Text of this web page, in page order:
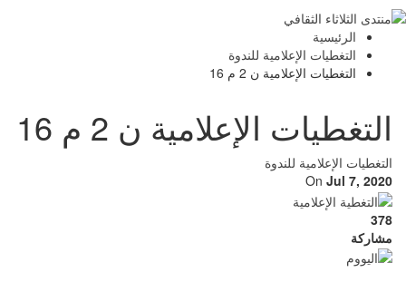
الرئيسية
التغطيات الإعلامية للندوة
التغطيات الإعلامية ن 2 م 16
التغطيات الإعلامية ن 2 م 16
التغطيات الإعلامية للندوة
On Jul 7, 2020
378
مشاركة